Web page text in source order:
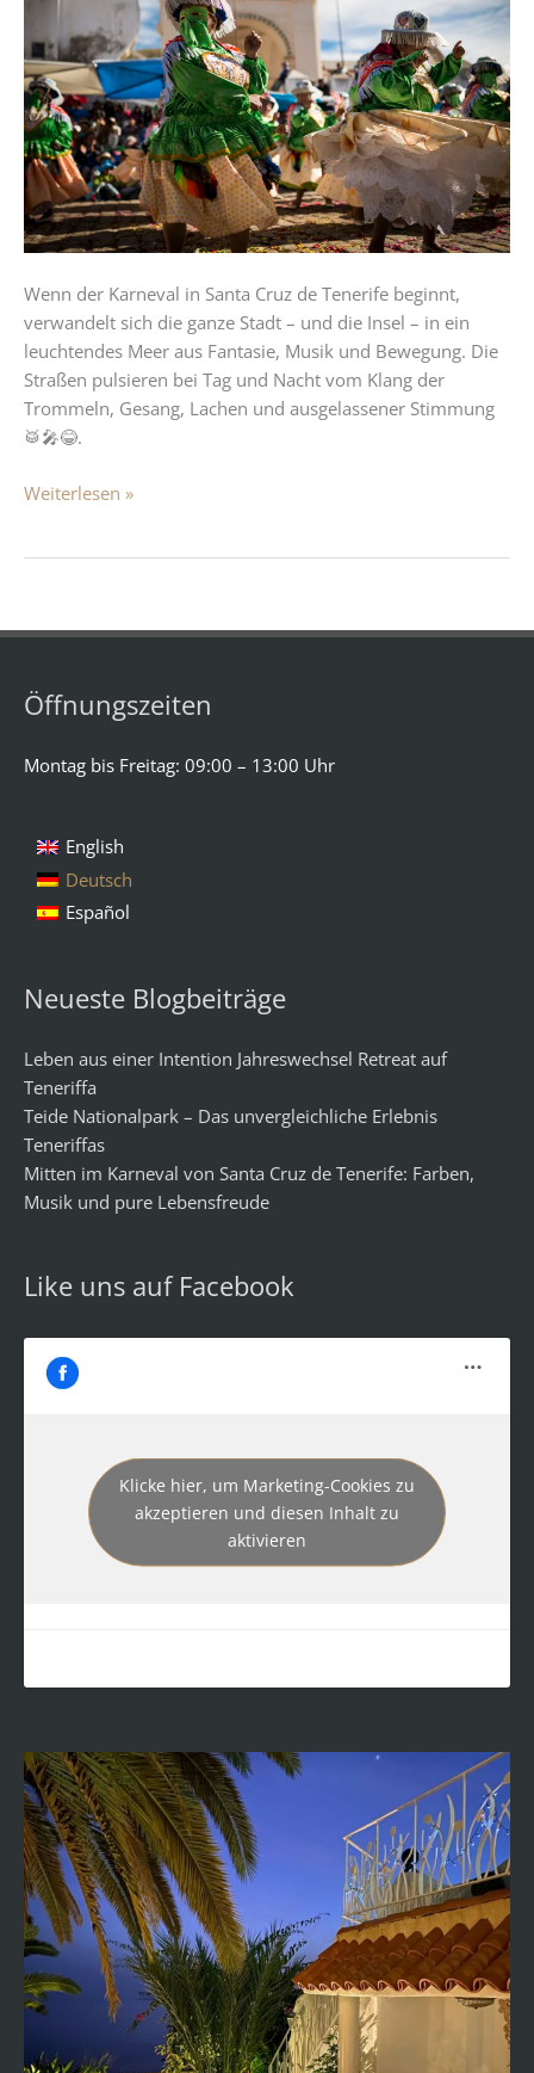
Wenn der Karneval in Santa Cruz de Tenerife beginnt,
verwandelt sich die ganze Stadt – und die Insel – in ein
leuchtendes Meer aus Fantasie, Musik und Bewegung. Die
Straßen pulsieren bei Tag und Nacht vom Klang der
Trommeln, Gesang, Lachen und ausgelassener Stimmung
🥁🎤😂.
Santa
Cruz
de
Tenerife:
Farben,
Musik
und
pure
Weiterlesen »
Öffnungszeiten
Montag bis Freitag: 09:00 – 13:00 Uhr
English
Deutsch
Español
Neueste Blogbeiträge
Leben aus einer Intention Jahreswechsel Retreat auf
Teneriffa
Teide Nationalpark – Das unvergleichliche Erlebnis
Teneriffas
Mitten im Karneval von Santa Cruz de Tenerife: Farben,
Musik und pure Lebensfreude
Like uns auf Facebook
Klicke hier, um Marketing-Cookies zu
akzeptieren und diesen Inhalt zu
aktivieren